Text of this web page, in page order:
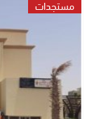
مستجدات